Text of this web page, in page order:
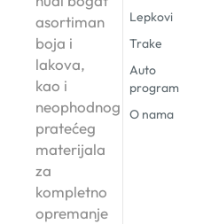
asortiman
boja i
lakova,
kao i
neophodnog
pratećeg
materijala
za
kompletno
opremanje
Lepkovi
Trake
Auto
program
O nama